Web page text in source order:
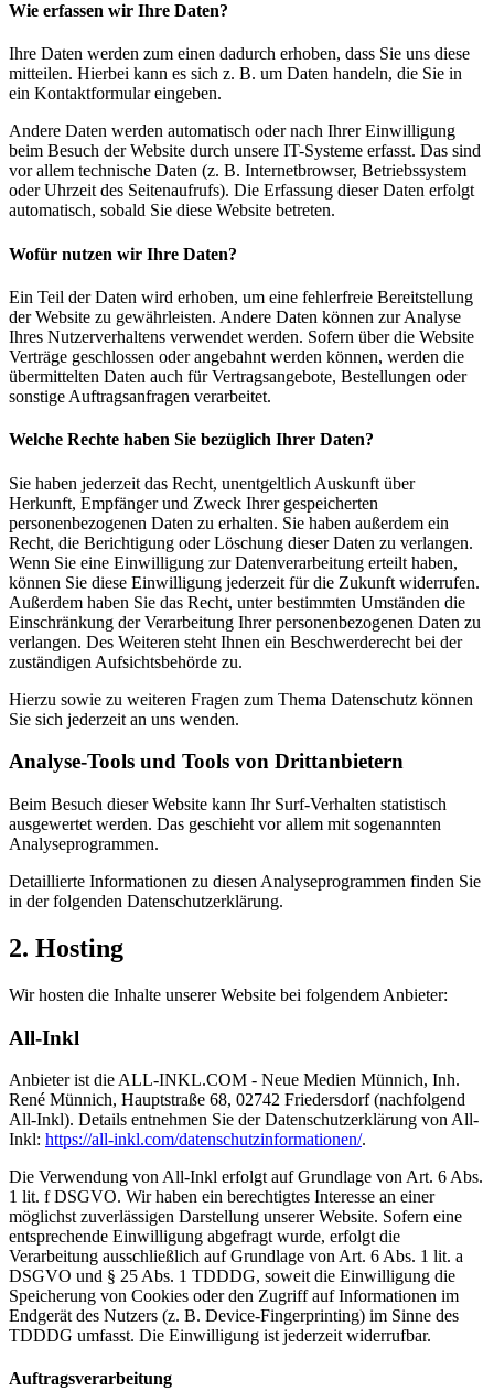
Wie erfassen wir Ihre Daten?
Ihre Daten werden zum einen dadurch erhoben, dass Sie uns diese
mitteilen. Hierbei kann es sich z. B. um Daten handeln, die Sie in
ein Kontaktformular eingeben.
Andere Daten werden automatisch oder nach Ihrer Einwilligung
beim Besuch der Website durch unsere IT-Systeme erfasst. Das sind
vor allem technische Daten (z. B. Internetbrowser, Betriebssystem
oder Uhrzeit des Seitenaufrufs). Die Erfassung dieser Daten erfolgt
automatisch, sobald Sie diese Website betreten.
Wofür nutzen wir Ihre Daten?
Ein Teil der Daten wird erhoben, um eine fehlerfreie Bereitstellung
der Website zu gewährleisten. Andere Daten können zur Analyse
Ihres Nutzerverhaltens verwendet werden. Sofern über die Website
Verträge geschlossen oder angebahnt werden können, werden die
übermittelten Daten auch für Vertragsangebote, Bestellungen oder
sonstige Auftragsanfragen verarbeitet.
Welche Rechte haben Sie bezüglich Ihrer Daten?
Sie haben jederzeit das Recht, unentgeltlich Auskunft über
Herkunft, Empfänger und Zweck Ihrer gespeicherten
personenbezogenen Daten zu erhalten. Sie haben außerdem ein
Recht, die Berichtigung oder Löschung dieser Daten zu verlangen.
Wenn Sie eine Einwilligung zur Datenverarbeitung erteilt haben,
können Sie diese Einwilligung jederzeit für die Zukunft widerrufen.
Außerdem haben Sie das Recht, unter bestimmten Umständen die
Einschränkung der Verarbeitung Ihrer personenbezogenen Daten zu
verlangen. Des Weiteren steht Ihnen ein Beschwerderecht bei der
zuständigen Aufsichtsbehörde zu.
Hierzu sowie zu weiteren Fragen zum Thema Datenschutz können
Sie sich jederzeit an uns wenden.
Analyse-Tools und Tools von Dritt­anbietern
Beim Besuch dieser Website kann Ihr Surf-Verhalten statistisch
ausgewertet werden. Das geschieht vor allem mit sogenannten
Analyseprogrammen.
Detaillierte Informationen zu diesen Analyseprogrammen finden Sie
in der folgenden Datenschutzerklärung.
2. Hosting
Wir hosten die Inhalte unserer Website bei folgendem Anbieter:
All-Inkl
Anbieter ist die ALL-INKL.COM - Neue Medien Münnich, Inh.
René Münnich, Hauptstraße 68, 02742 Friedersdorf (nachfolgend
All-Inkl). Details entnehmen Sie der Datenschutzerklärung von All-
Inkl: https://all-inkl.com/datenschutzinformationen/.
Die Verwendung von All-Inkl erfolgt auf Grundlage von Art. 6 Abs.
1 lit. f DSGVO. Wir haben ein berechtigtes Interesse an einer
möglichst zuverlässigen Darstellung unserer Website. Sofern eine
entsprechende Einwilligung abgefragt wurde, erfolgt die
Verarbeitung ausschließlich auf Grundlage von Art. 6 Abs. 1 lit. a
DSGVO und § 25 Abs. 1 TDDDG, soweit die Einwilligung die
Speicherung von Cookies oder den Zugriff auf Informationen im
Endgerät des Nutzers (z. B. Device-Fingerprinting) im Sinne des
TDDDG umfasst. Die Einwilligung ist jederzeit widerrufbar.
Auftragsverarbeitung